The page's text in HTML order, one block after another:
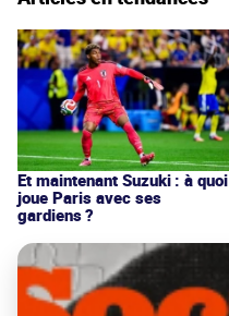
Et maintenant Suzuki : à quoi
joue Paris avec ses
gardiens ?